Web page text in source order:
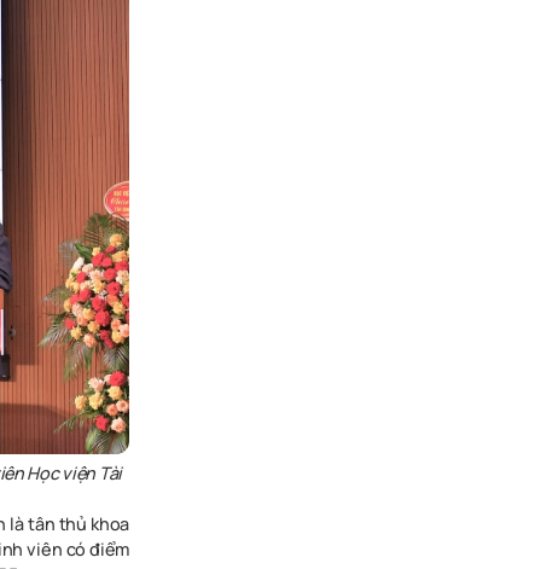
Học viện Tài
là tân thủ khoa
viên có điểm